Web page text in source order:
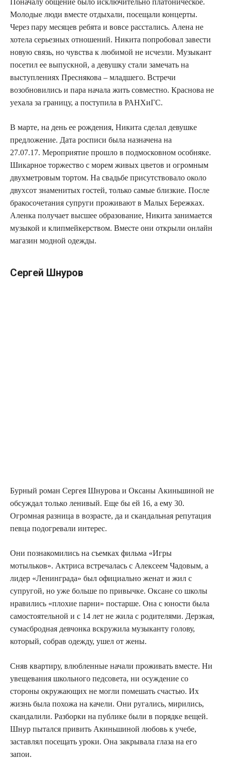
Поначалу общение было исключительно платоническое.
Молодые люди вместе отдыхали, посещали концерты.
Через пару месяцев ребята и вовсе расстались. Алена не
хотела серьезных отношений. Никита попробовал завести
новую связь, но чувства к любимой не исчезли. Музыкант
посетил ее выпускной, а девушку стали замечать на
выступлениях Преснякова – младшего. Встречи
возобновились и пара начала жить совместно. Краснова не
уехала за границу, а поступила в РАНХиГС.
В марте, на день ее рождения, Никита сделал девушке
предложение. Дата росписи была назначена на
27.07.17. Мероприятие прошло в подмосковном особняке.
Шикарное торжество с морем живых цветов и огромным
двухметровым тортом. На свадьбе присутствовало около
двухсот знаменитых гостей, только самые близкие. После
бракосочетания супруги проживают в Малых Бережках.
Аленка получает высшее образование, Никита занимается
музыкой и клипмейкерством. Вместе они открыли онлайн
магазин модной одежды.
Сергей Шнуров
Бурный роман Сергея Шнурова и Оксаны Акиньшиной не
обсуждал только ленивый. Еще бы ей 16, а ему 30.
Огромная разница в возрасте, да и скандальная репутация
певца подогревали интерес.
Они познакомились на съемках фильма «Игры
мотыльков». Актриса встречалась с Алексеем Чадовым, а
лидер «Ленинграда» был официально женат и жил с
супругой, но уже больше по привычке. Оксане со школы
нравились «плохие парни» постарше. Она с юности была
самостоятельной и с 14 лет не жила с родителями. Дерзкая,
сумасбродная девчонка вскружила музыканту голову,
который, собрав одежду, ушел от жены.
Сняв квартиру, влюбленные начали проживать вместе. Ни
увещевания школьного педсовета, ни осуждение со
стороны окружающих не могли помешать счастью. Их
жизнь была похожа на качели. Они ругались, мирились,
скандалили. Разборки на публике были в порядке вещей.
Шнур пытался привить Акиньшиной любовь к учебе,
заставлял посещать уроки. Она закрывала глаза на его
запои.